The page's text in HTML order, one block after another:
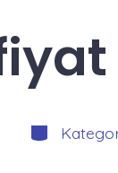
Kategoriler